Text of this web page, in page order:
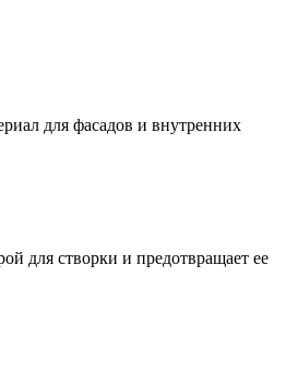
для фасадов и внутренних
для створки и предотвращает ее